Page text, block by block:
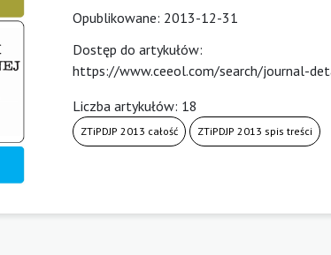
Opublikowane: 2013-12-31
Dostęp do artykułów:
https://www.ceeol.com/search/journal-
Liczba artykułów: 18
ZTiPDJP 2013 całość ZTiPDJP 2013 spis treści